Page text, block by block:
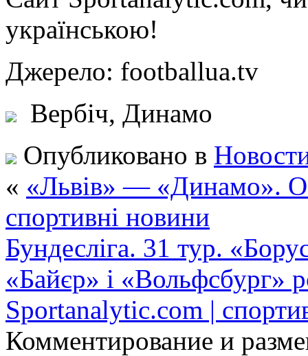
українською!
Джерело: footballua.tv
Вербіч, Динамо
Опубликовано в
« «Львів» — «Динамо».
спортивні новини
Бундесліга. 31 тур.
«Байєр» і «Вольфсбург»
Sportanalytic.com |
Комментирование и